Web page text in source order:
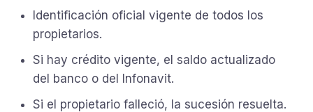
Identificación oficial vigente de todos los
propietarios.
Si hay crédito vigente, el saldo actualizado
del banco o del Infonavit.
Si el propietario falleció, la sucesión resuelta.